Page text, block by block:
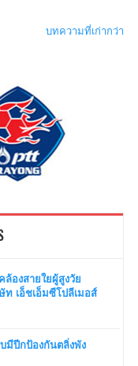
บทความที่เก่ากว่า
องสายใยผู้สูงวัย
ท เอ็ชเอ็มซีโปลีเมอส์
มีปีกป้องกันตลิ่งพัง